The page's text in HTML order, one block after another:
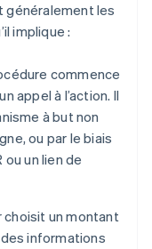
généralement les
implique :
commence
appel à l’action. Il
à but non
ou par le biais
ou un lien de
choisit un montant
informations